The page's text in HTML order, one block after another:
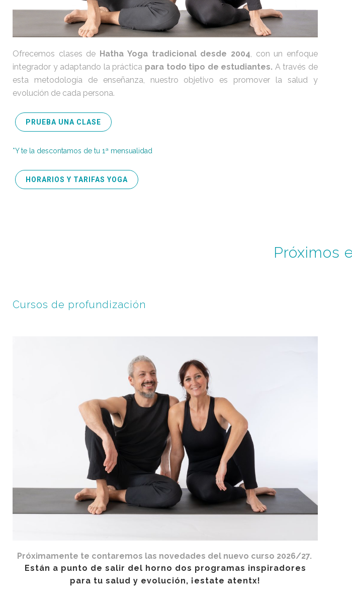
Ofrecemos clases de Hatha Yoga tradicional desde 2004, con un enfoque
integrador y adaptando la práctica para todo tipo de estudiantes. A través de
esta metodología de enseñanza, nuestro objetivo es promover la salud y
evolución de cada persona.
PRUEBA UNA CLASE
*Y te la descontamos de tu 1ª mensualidad
HORARIOS Y TARIFAS YOGA
Próximos
Cursos de profundización
Próximamente te contaremos las novedades del nuevo curso 2026/27.
Están a punto de salir del horno dos programas inspiradores
para tu salud y evolución, ¡estate atentx!